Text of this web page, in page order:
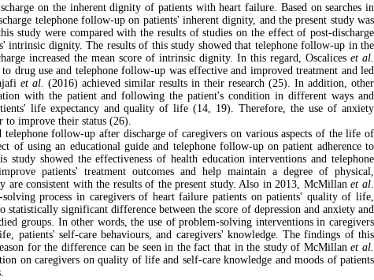
on the inherent dignity of patients with heart failure. Based on searches in
telephone follow-up on patients' inherent dignity, and the present study was
study were compared with the results of studies on the effect of post-discharge
intrinsic dignity. The results of this study showed that telephone follow-up in the
increased the mean score of intrinsic dignity. In this regard, Oscaliceset al.
drug use and telephone follow-up was effective and improved treatment and led
et al. (2016) achieved similar results in their research (25). In addition, other
with the patient and following the patient's condition in different ways and
life expectancy and quality of life (14, 19). Therefore, the use of anxiety
to improve their status (26).
follow-up after discharge of caregivers on various aspects of the life of
of using an educational guide and telephone follow-up on patient adherence to
showed the effectiveness of health education interventions and telephone
patients' treatment outcomes and help maintain a degree of physical,
consistent with the results of the present study. Also in 2013, McMillan et al.
process in caregivers of heart failure patients on patients' quality of life,
significant difference between the score of depression and anxiety and
groups. In other words, the use of problem-solving interventions in caregivers
patients' self-care behaviours, and caregivers' knowledge. The findings of this
for the difference can be seen in the fact that in the study of McMillan et al.
on caregivers on quality of life and self-care knowledge and moods of patients